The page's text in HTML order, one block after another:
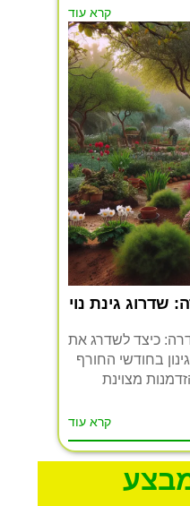
קרא עוד
שדרוג גינת נוי
כיצד לשדרג את
בחודשי החורף
מצוינת
קרא עוד